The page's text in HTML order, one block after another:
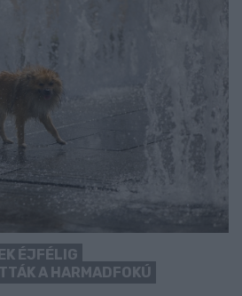
ÉJFÉLIG
A HARMADFOKÚ